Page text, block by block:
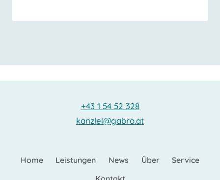
+43 1 54 52 328
kanzlei@gabra.at
Home Leistungen News Über
Service